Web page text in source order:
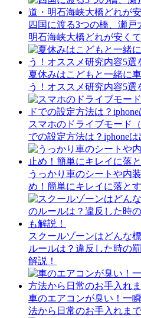
四国に渡る3つの橋、瀬戸
明石海峡大橋どれが安く
夏休みはこどもと一緒に
う！オススメ研究内容5選
スマホのドライブモード
での設定方法は？iphone
うっかり車のシートや内
め！簡単にキレイに落と
スクールゾーンはどんな
ルールは？違反した時の
解説！
車のエアコンが臭い！一
法から日常のお手入れまで